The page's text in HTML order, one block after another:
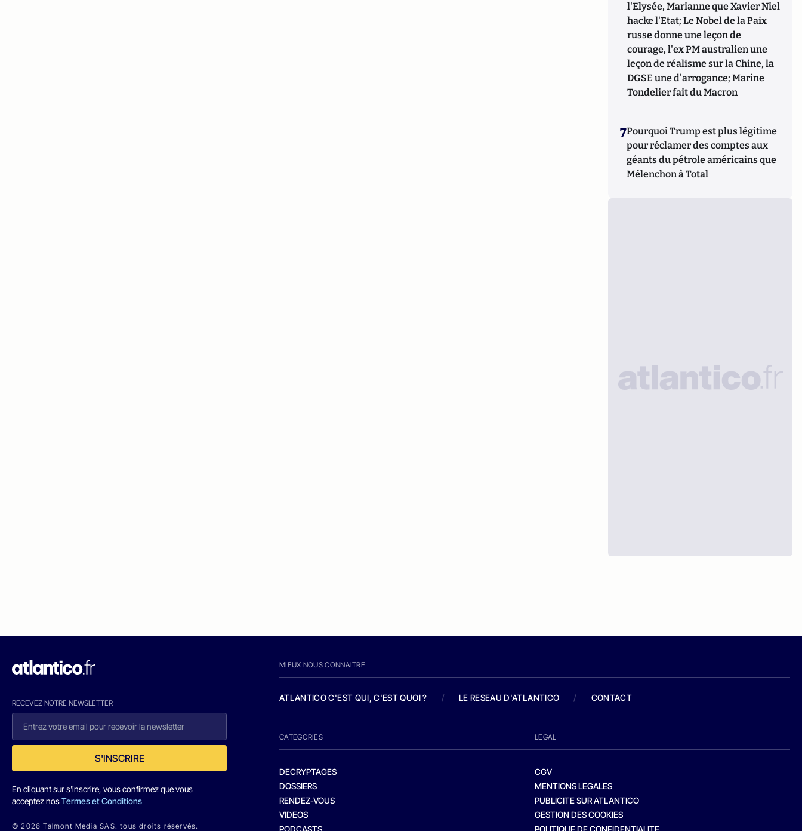
l'Elysée, Marianne que Xavier Niel
hacke l'Etat; Le Nobel de la Paix
russe donne une leçon de
courage, l'ex PM australien une
leçon de réalisme sur la Chine, la
DGSE une d'arrogance; Marine
Tondelier fait du Macron
7Pourquoi Trump est plus légitime
pour réclamer des comptes aux
géants du pétrole américains que
Mélenchon à Total
RECEVEZ NOTRE NEWSLETTER
S'INSCRIRE
En cliquant sur s'inscrire, vous confirmez que vous
acceptez nosTermes et Conditions
© 2026 Talmont Media SAS. tous droits réservés.
MIEUX NOUS CONNAITRE
ATLANTICO C'EST QUI, C'EST QUOI ? / LE RESEAU D'ATLANTICO / CONTACT
CATEGORIES
DECRYPTAGES
DOSSIERS
RENDEZ-VOUS
VIDEOS
PODCASTS
LEGAL
CGV
MENTIONS LEGALES
PUBLICITE SUR ATLANTICO
GESTION DES COOKIES
POLITIQUE DE CONFIDENTIALITE